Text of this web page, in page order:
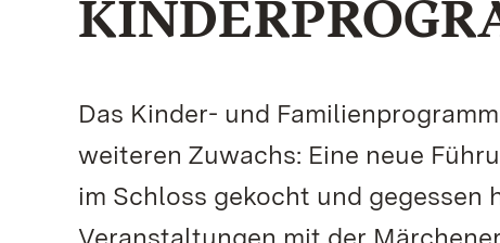
Das Kinder- und
weiteren Zuwachs: Eine neue
im Schloss gekocht und gegessen